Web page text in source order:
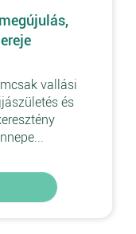
vallási
és